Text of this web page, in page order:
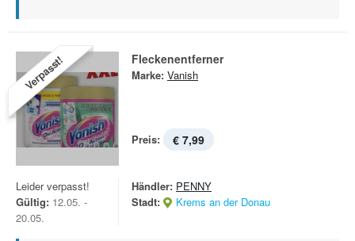
Verpasst! Fleckenentferner
Marke: Vanish
Preis: € 7,99
Leider verpasst!
Gültig: 12.05. -
20.05.
Händler: PENNY
Stadt:
Krems an der Donau